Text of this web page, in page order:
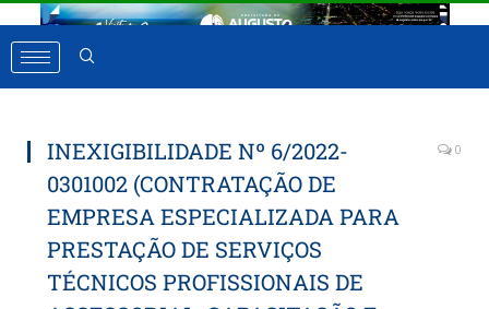
INEXIGIBILIDADE Nº 6/2022-
0301002 (CONTRATAÇÃO DE
EMPRESA ESPECIALIZADA PARA
PRESTAÇÃO DE SERVIÇOS
TÉCNICOS PROFISSIONAIS DE
0